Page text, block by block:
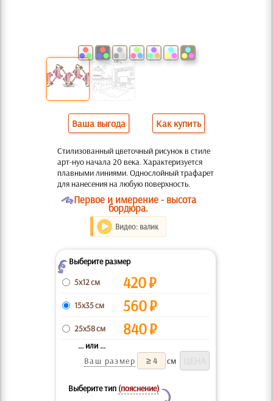
Ваша выгода Как купить
Стилизованный цветочный рисунок в стиле
арт-нуо начала 20 века. Характеризуется
плавными линиями. Однослойный трафарет
для нанесения на любую поверхность.
OПервое и имерение - высота
бордюра.
Видео: валик
ZВыберите размер
5x12 см
420₽
15x35 см 560₽
25x58 см 840₽
... или ...
Ваш размер
см
Выберите тип (пояснение)
Y